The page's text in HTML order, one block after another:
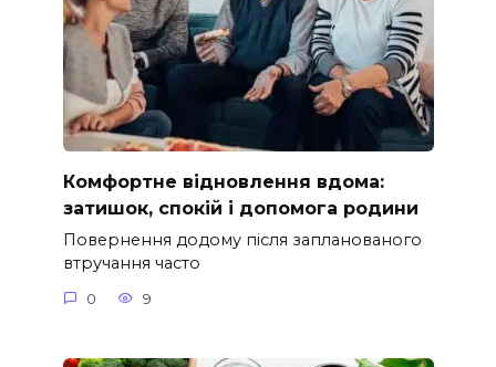
Комфортне відновлення вдома:
затишок, спокій і допомога родини
Повернення додому після запланованого
втручання часто
0 9